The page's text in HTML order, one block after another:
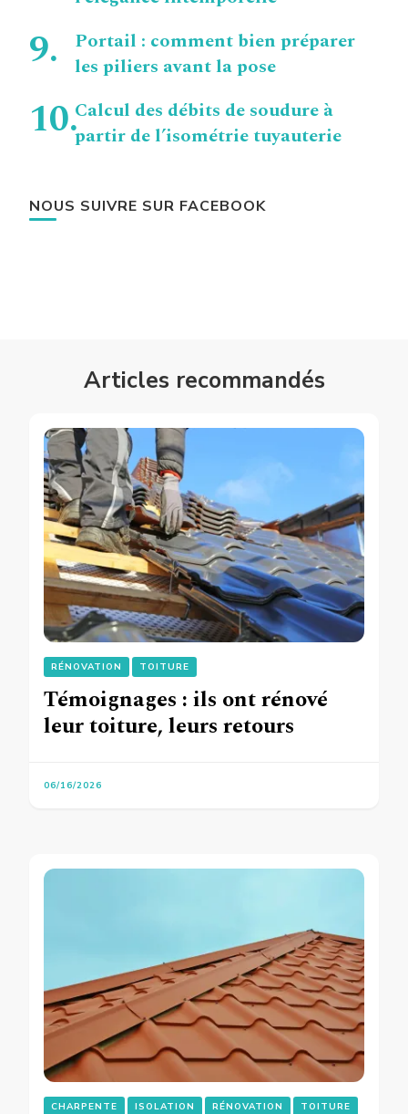
Portail : comment bien préparer
les piliers avant la pose
Calcul des débits de soudure à
partir de l’isométrie tuyauterie
NOUS SUIVRE SUR FACEBOOK
Articles recommandés
RÉNOVATION TOITURE
Témoignages : ils ont rénové
leur toiture, leurs retours
06/16/2026
CHARPENTE ISOLATION RÉNOVATION TOITURE